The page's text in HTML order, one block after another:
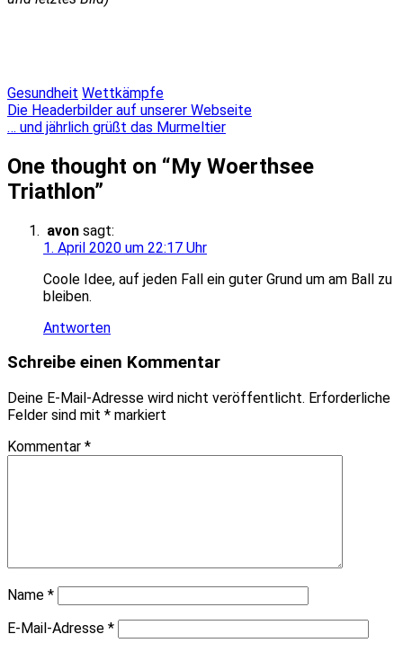
Gesundheit Wettkämpfe
Beitragsnavigation
Die Headerbilder auf unserer Webseite
… und jährlich grüßt das Murmeltier
One thought on “My Woerthsee
Triathlon”
avon sagt:
1. April 2020 um 22:17 Uhr
Coole Idee, auf jeden Fall ein guter Grund um am Ball zu
bleiben.
Antworten
Schreibe einen Kommentar
Deine E-Mail-Adresse wird nicht veröffentlicht. Erforderliche
Felder sind mit * markiert
Kommentar *
Name *
E-Mail-Adresse *